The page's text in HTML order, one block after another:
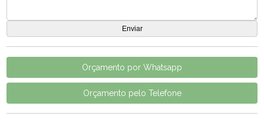
Orçamento por Whatsapp
Orçamento pelo Telefone